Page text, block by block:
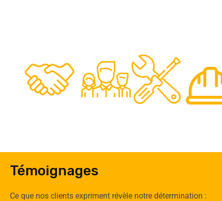
48
0
50
Experts
Témoignages
Ce que nos clients expriment révèle notre détermination :